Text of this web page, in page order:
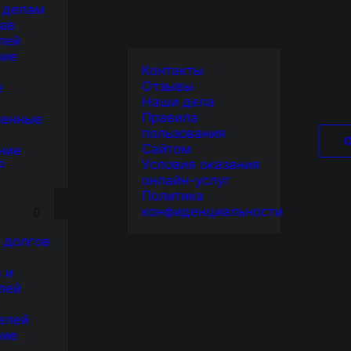
и
Контакты
Отзывы
Наши дела
Правила
пользования
Сайтом
Условия оказания
онлайн-услуг
Политика
конфиденциальности